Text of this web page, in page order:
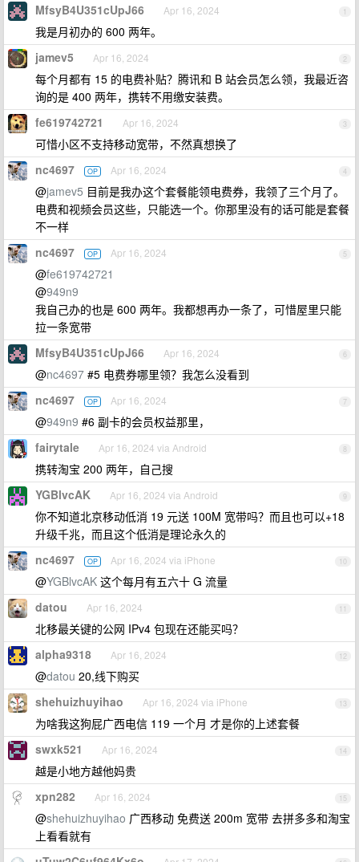
1
MfsyB4U351cUpJ66 Apr 16, 2024
我是月初办的 600 两年。
2
jamev5 Apr 16, 2024
每个月都有 15 的电费补贴？腾讯和 B 站会员怎么领，我最近咨
询的是 400 两年，携转不用缴安装费。
3
fe619742721 Apr 16, 2024
可惜小区不支持移动宽带，不然真想换了
4
nc4697 OP Apr 16, 2024
@jamev5 目前是我办这个套餐能领电费券，我领了三个月了。
电费和视频会员这些，只能选一个。你那里没有的话可能是套餐
不一样
5
nc4697 OP Apr 16, 2024
@fe619742721
@949n9
我自己办的也是 600 两年。我都想再办一条了，可惜屋里只能
拉一条宽带
6
MfsyB4U351cUpJ66 Apr 16, 2024
@nc4697 #5 电费券哪里领？我怎么没看到
7
nc4697 OP Apr 16, 2024
@949n9 #6 副卡的会员权益那里，
8
fairytale Apr 16, 2024 via Android
携转淘宝 200 两年，自己搜
9
YGBlvcAK Apr 16, 2024 via Android
你不知道北京移动低消 19 元送 100M 宽带吗？而且也可以+18
升级千兆，而且这个低消是理论永久的
10
nc4697 OP Apr 16, 2024 via iPhone
@YGBlvcAK 这个每月有五六十 G 流量
11
datou Apr 16, 2024
北移最关键的公网 IPv4 包现在还能买吗？
12
alpha9318 Apr 16, 2024
@datou 20,线下购买
13
shehuizhuyihao Apr 16, 2024 via iPhone
为啥我这狗屁广西电信 119 一个月 才是你的上述套餐
14
swxk521 Apr 16, 2024
越是小地方越他妈贵
15
xpn282 Apr 16, 2024
@shehuizhuyihao 广西移动 免费送 200m 宽带 去拼多多和淘宝
上看看就有